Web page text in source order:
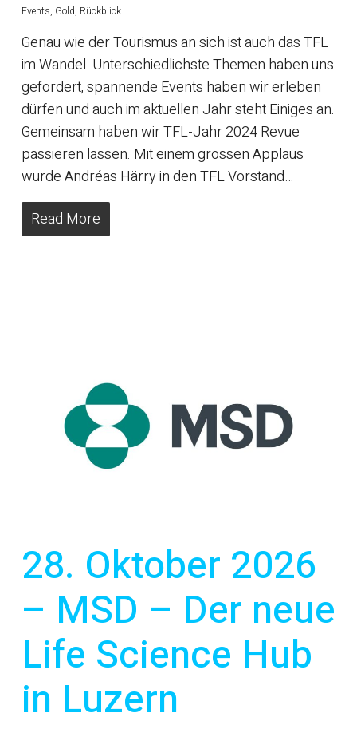
Events, Gold, Rückblick
Genau wie der Tourismus an sich ist auch das TFL
im Wandel. Unterschiedlichste Themen haben uns
gefordert, spannende Events haben wir erleben
dürfen und auch im aktuellen Jahr steht Einiges an.
Gemeinsam haben wir TFL-Jahr 2024 Revue
passieren lassen. Mit einem grossen Applaus
wurde Andréas Härry in den TFL Vorstand…
Read More
28. Oktober 2026
– MSD – Der neue
Life Science Hub
in Luzern